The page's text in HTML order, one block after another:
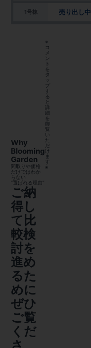
1号棟 売り出し中
Why
Blooming
Garden
間取りや価格
だけではわか
らない
“選ばれる理由”
ご納
得し
て比
較検
討を
進め
るた
めに
ぜひ
ご覧
くだ
さ
※
コ
メ
ン
ト
を
タ
ッ
プ
す
る
と
詳
細
を
御
覧
い
た
だ
け
ま
す
※